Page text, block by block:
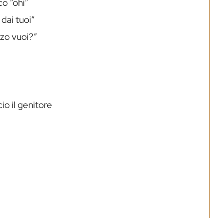
“ohi”
tuoi”
vuoi?”
il genitore